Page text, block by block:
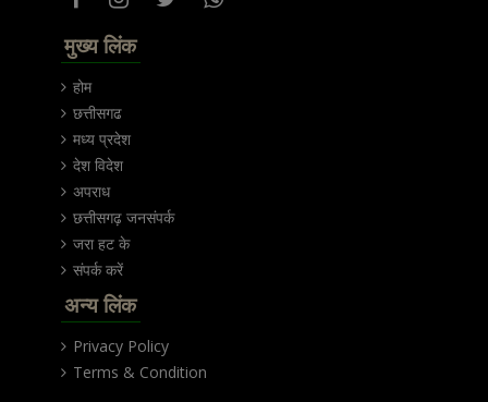
मुख्य लिंक
होम
छत्तीसगढ
मध्य प्रदेश
देश विदेश
अपराध
छत्तीसगढ़ जनसंपर्क
जरा हट के
संपर्क करें
अन्य लिंक
Privacy Policy
Terms & Condition